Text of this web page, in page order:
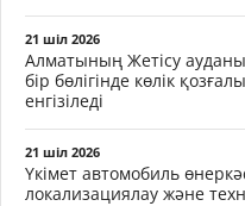
21 шіл 2026
Алматының Жетісу
бір бөлігінде көлік
енгізіледі
21 шіл 2026
Үкімет автомобиль
локализациялау және